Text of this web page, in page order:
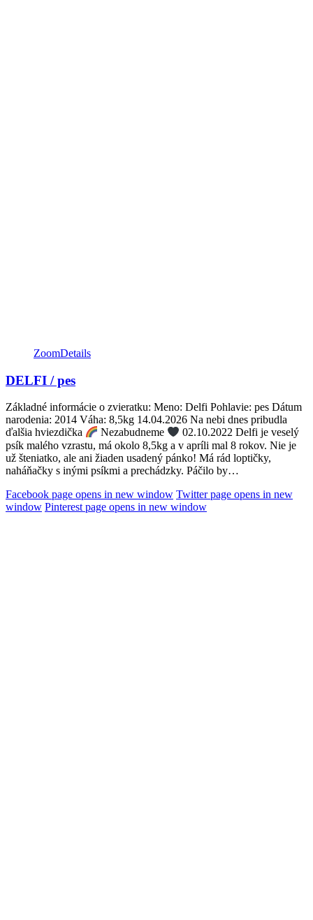
ZoomDetails
DELFI / pes
Základné informácie o zvieratku: Meno: Delfi Pohlavie: pes Dátum
narodenia: 2014 Váha: 8,5kg 14.04.2026 Na nebi dnes pribudla
ďalšia hviezdička
Nezabudneme
02.10.2022 Delfi je veselý
psík malého vzrastu, má okolo 8,5kg a v apríli mal 8 rokov. Nie je
už šteniatko, ale ani žiaden usadený pánko! Má rád loptičky,
naháňačky s inými psíkmi a prechádzky. Páčilo by…
Facebook page opens in new window Twitter page opens in new
window Pinterest page opens in new window